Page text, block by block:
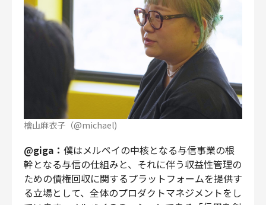
檜山麻衣子（@michael)
@giga： 僕はメルペイの中核となる与信事業の根
幹となる与信の仕組みと、それに伴う収益性管理の
ための債権回収に関するプラットフォームを提供す
る立場として、全体のプロダクトマネジメントをし